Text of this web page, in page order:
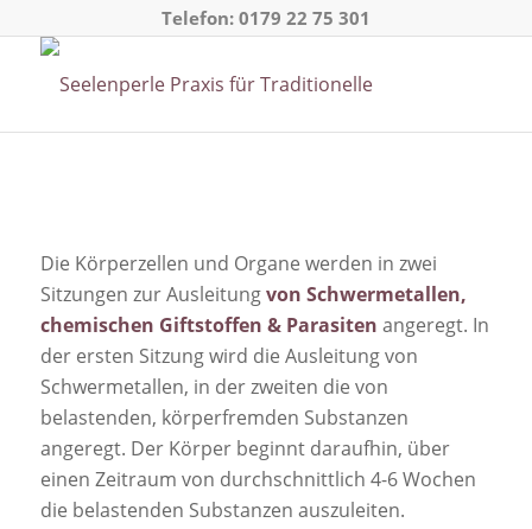
Telefon: 0179 22 75 301
Die Körperzellen und Organe werden in zwei
Sitzungen zur Ausleitungvon Schwermetallen,
chemischen Giftstoffen & Parasiten angeregt. In
der ersten Sitzung wird die Ausleitung von
Schwermetallen, in der zweiten die von
belastenden, körperfremden Substanzen
angeregt. Der Körper beginnt daraufhin, über
einen Zeitraum von durchschnittlich 4-6 Wochen
die belastenden Substanzen auszuleiten.